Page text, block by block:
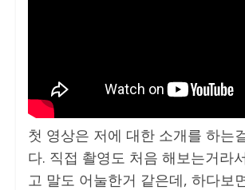
첫 영상은 저에 대한 소개를 하는
다. 직접 촬영도 처음 해보는거라
고 말도 어눌한거 같은데, 하다보